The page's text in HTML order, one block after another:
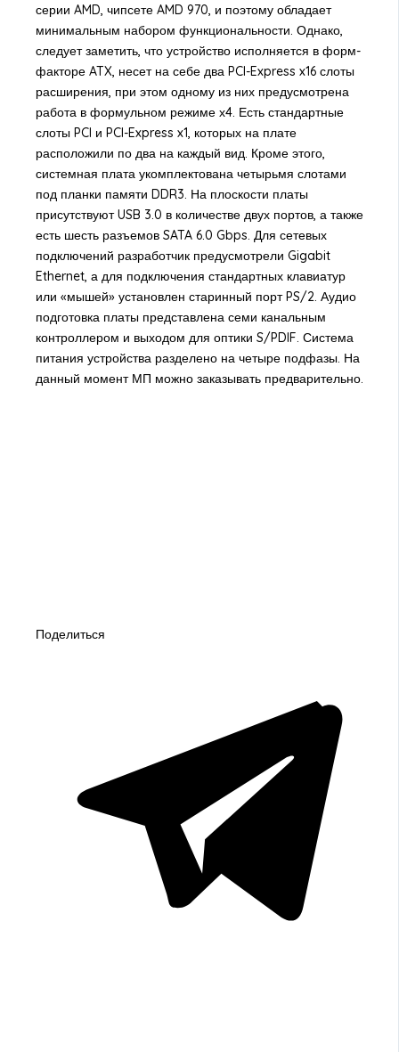
серии AMD, чипсете AMD 970, и поэтому обладает
минимальным набором функциональности. Однако,
следует заметить, что устройство исполняется в форм-
факторе ATX, несет на себе два PCI-Express x16 слоты
расширения, при этом одному из них предусмотрена
работа в формульном режиме х4. Есть стандартные
слоты PCI и PCI-Express x1, которых на плате
расположили по два на каждый вид. Кроме этого,
системная плата укомплектована четырьмя слотами
под планки памяти DDR3. На плоскости платы
присутствуют USB 3.0 в количестве двух портов, а также
есть шесть разъемов SATA 6.0 Gbps. Для сетевых
подключений разработчик предусмотрели Gigabit
Ethernet, а для подключения стандартных клавиатур
или «мышей» установлен старинный порт PS/2. Аудио
подготовка платы представлена семи канальным
контроллером и выходом для оптики S/PDIF. Система
питания устройства разделено на четыре подфазы. На
данный момент МП можно заказывать предварительно.
Поделиться